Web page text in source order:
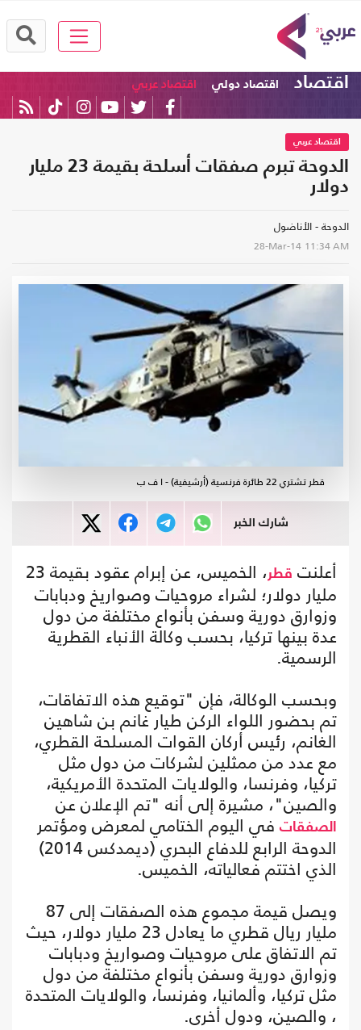
اقتصاد اقتصاد دولي اقتصاد عربي
اقتصاد عربي
الدوحة تبرم صفقات أسلحة بقيمة 23 مليار
دولار
الدوحة - الأناضول
28-Mar-14 11:34 AM
قطر تشتري 22 طائرة فرنسية (أرشيفية) - ا ف ب
شارك الخبر
أعلنت قطر
، الخميس، عن إبرام عقود بقيمة 23
مليار دولار؛ لشراء مروحيات وصواريخ ودبابات
وزوارق دورية وسفن بأنواع مختلفة من دول
عدة بينها تركيا، بحسب وكالة الأنباء القطرية
الرسمية.
وبحسب الوكالة، فإن "توقيع هذه الاتفاقات،
تم بحضور اللواء الركن طيار غانم بن شاهين
الغانم، رئيس أركان القوات المسلحة القطري،
مع عدد من ممثلين لشركات من دول مثل
تركيا، وفرنسا، والولايات المتحدة الأمريكية،
والصين"، مشيرة إلى أنه "تم الإعلان عن
الصفقات في اليوم الختامي لمعرض ومؤتمر
الدوحة الرابع للدفاع البحري (ديمدكس 2014)
الذي اختتم فعالياته، الخميس.
ويصل قيمة مجموع هذه الصفقات إلى 87
مليار ريال قطري ما يعادل 23 مليار دولار، حيث
تم الاتفاق على مروحيات وصواريخ ودبابات
وزوارق دورية وسفن بأنواع مختلفة من دول
مثل تركيا، وألمانيا، وفرنسا، والولايات المتحدة
، والصين، ودول أخرى.